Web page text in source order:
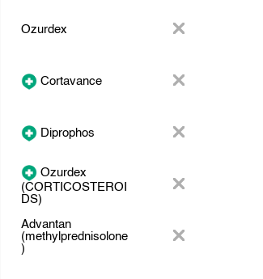
Ozurdex
Cortavance
Diprophos
Ozurdex
(CORTICOSTEROI
DS)
Advantan
(methylprednisolone
)